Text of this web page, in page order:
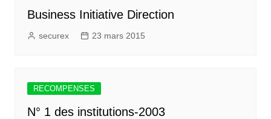
Business Initiative Direction
securex 23 mars 2015
RECOMPENSES
N° 1 des institutions-2003